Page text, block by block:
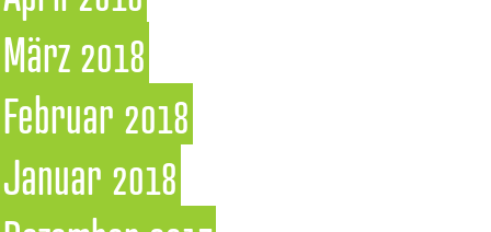
März 2018
Februar 2018
Januar 2018